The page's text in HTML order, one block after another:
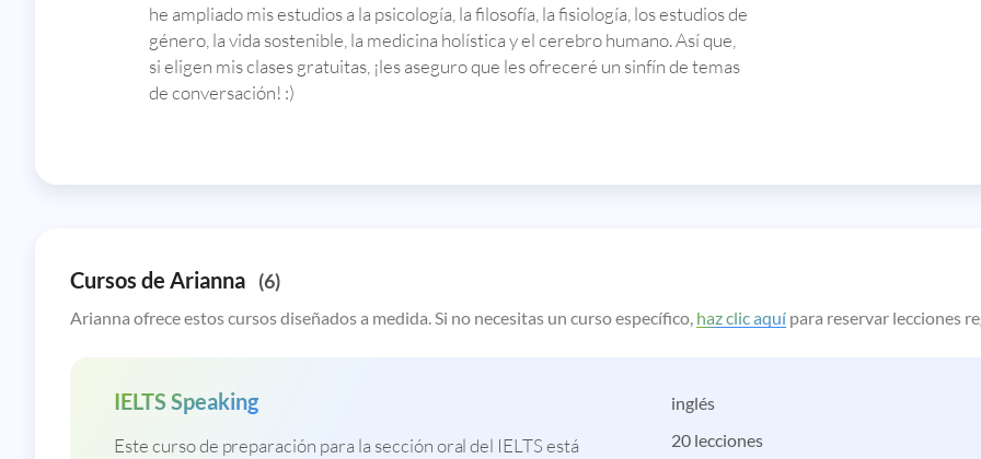
he ampliado mis estudios a la psicología, la filosofía, la fisiología, los estudios de
género, la vida sostenible, la medicina holística y el cerebro humano. Así que,
si eligen mis clases gratuitas, ¡les aseguro que les ofreceré un sinfín de temas
de conversación! :)
Cursos de Arianna (6)
Arianna ofrece estos cursos diseñados a medida. Si no necesitas un curso específico, haz clic aquí para reservar lecciones
IELTS Speaking
Este curso de preparación para la sección oral del IELTS está
inglés
20 lecciones